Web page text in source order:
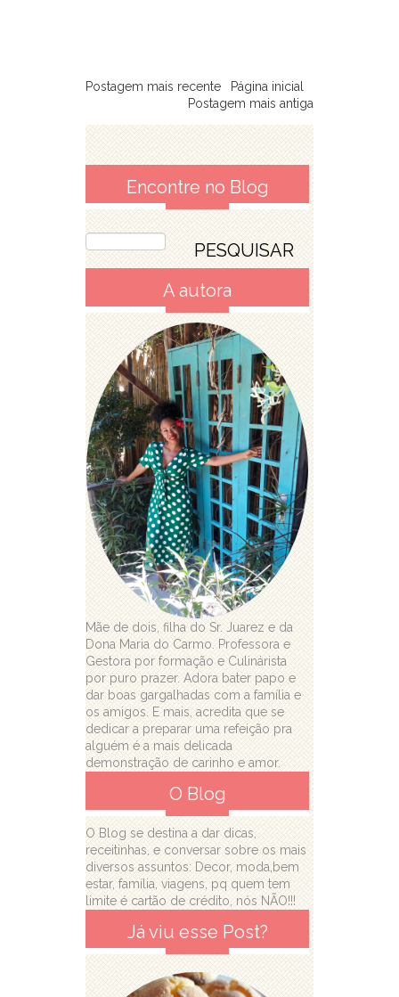
Postagem mais recente
Postagem mais antiga
Página inicial
Encontre no Blog
A autora
Mãe de dois, filha do Sr. Juarez e da
Dona Maria do Carmo. Professora e
Gestora por formação e Culinárista
por puro prazer. Adora bater papo e
dar boas gargalhadas com a família e
os amigos. E mais, acredita que se
dedicar a preparar uma refeição pra
alguém é a mais delicada
demonstração de carinho e amor.
O Blog
O Blog se destina a dar dicas,
receitinhas, e conversar sobre os mais
diversos assuntos: Decor, moda,bem
estar, família, viagens, pq quem tem
limite é cartão de crédito, nós NÃO!!!
Já viu esse Post?